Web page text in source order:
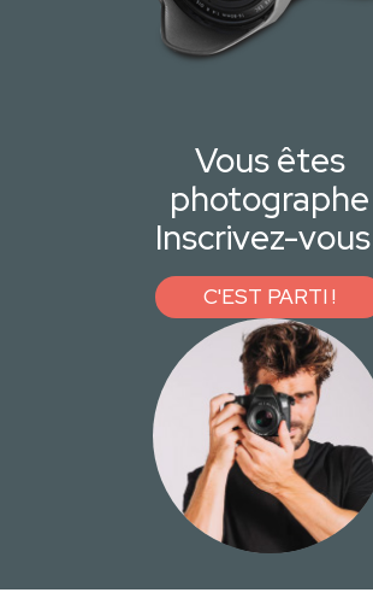
Vous êtes
photographe
Inscrivez-
C'EST PARTI !